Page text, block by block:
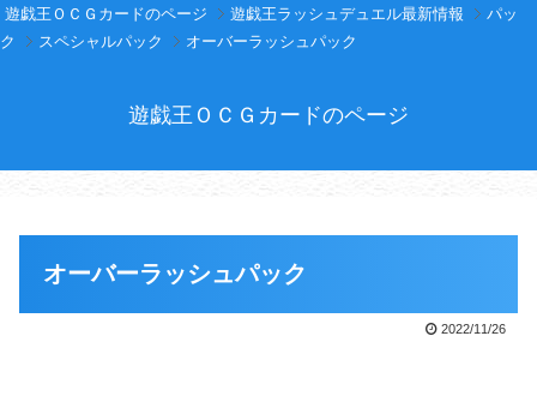
遊戯王ＯＣＧカードのページ 遊戯王ラッシュデュエル最新情報
パッ
ク
スペシャルパック オーバーラッシュパック
遊戯王ＯＣＧカードのページ
オーバーラッシュパック
2022/11/26